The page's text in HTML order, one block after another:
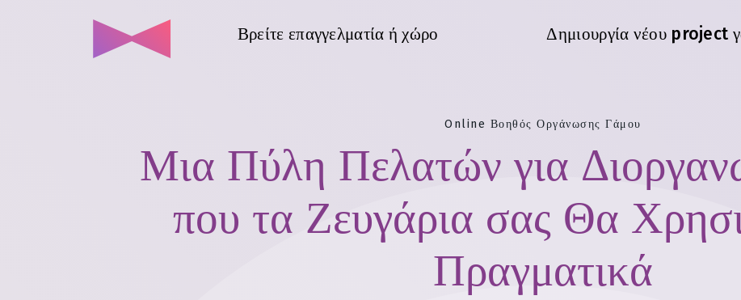
Βρείτε επαγγελματία ή χώρο Δημιουργία νέου project
Online Βοηθός Οργάνωσης Γάμου
Μια Πύλη Πελατών για
που τα Ζευγάρια σας Θα
Πραγματικά